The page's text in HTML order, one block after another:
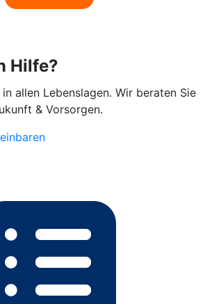
Hilfe?
allen Lebenslagen. Wir beraten Sie
& Vorsorgen.